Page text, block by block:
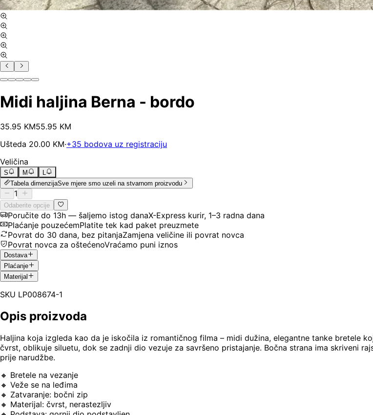
Midi haljina Berna - bordo
35.95 KM55.95 KM
Ušteda 20.00 KM·+35 bodova uz registraciju
Veličina
S M
L
Tabela dimenzijaSve mjere smo uzeli na stvarnom proizvodu
1
Odaberite opcije
Poručite do 13h — šaljemo istog danaX-Express kurir, 1–3 radna dana
Plaćanje pouzećemPlatite tek kad paket preuzmete
Povrat do 30 dana, bez pitanjaZamjena veličine ili povrat novca
Povrat novca za oštećenoVraćamo puni iznos
Dostava
Plaćanje
Materijal
SKU LP008674-1
Opis proizvoda
Haljina koja izgleda kao da je iskočila iz romantičnog filma – midi dužina, elegantne tanke bretele
čvrst, oblikuje siluetu, dok se zadnji dio vezuje za savršeno pristajanje. Bočna strana ima skriveni
prije narudžbe.
🔸 Bretele na vezanje
🔸 Veže se na leđima
🔸 Zatvaranje: bočni zip
🔸 Materijal: čvrst, nerastezljiv